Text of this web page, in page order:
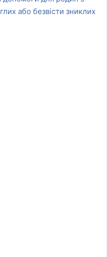
або безвісти зниклих